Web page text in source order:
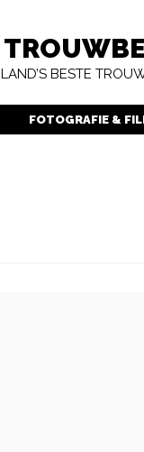
BESTE
FOTOGRAFIE &